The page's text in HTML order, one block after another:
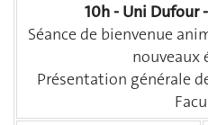
10h - Uni Dufour
Séance de bienvenue
nouveaux
Présentation générale